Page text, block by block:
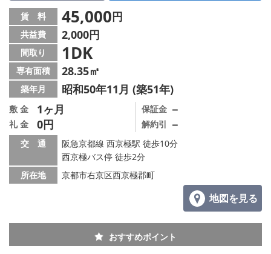
スタッフ紹介
賃貸管理の北白川店
店舗情報·アクセス
会社概要
メールでお問い合わせ
賃 料 45,000円
共益費 2,000円
間取り 1DK
専有面積 28.35㎡
築年月 昭和50年11月 (築51年)
敷 金 1ヶ月
礼 金 0円
保証金 －
解約引 －
交 通
阪急京都線 西京極駅 徒歩10分
西京極バス停 徒歩2分
所在地
京都市右京区西京極郡町
地図を見る
おすすめポイント